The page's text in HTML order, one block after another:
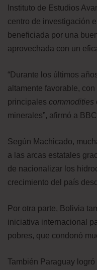
Instituto de Estudios
centro de investigación
beneficiada por una
aprovechada con un
“Durante los últimos
altamente favorable,
principales commodities
minerales”, afirmó a
Según Machicado,
a las arcas estatales
de nacionalizar los
crecimiento del país
Por otra parte, Bolivia
iniciativa internacional
pobres, que condonó
También Paraguay